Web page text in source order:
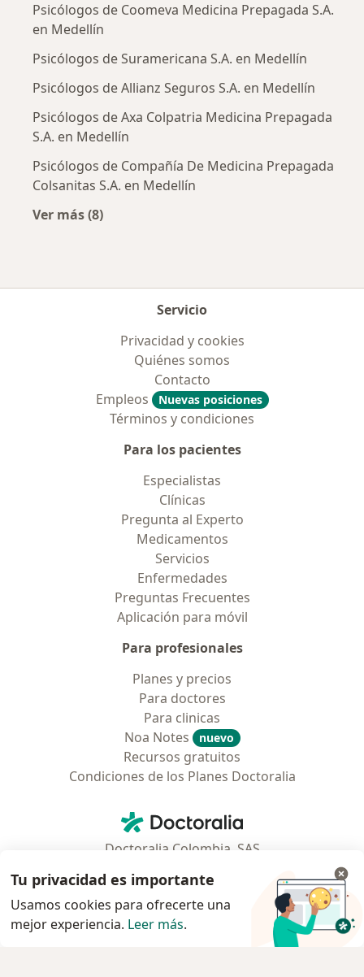
Psicólogos de Coomeva Medicina Prepagada S.A.
en Medellín
Psicólogos de Suramericana S.A. en Medellín
Psicólogos de Allianz Seguros S.A. en Medellín
Psicólogos de Axa Colpatria Medicina Prepagada
S.A. en Medellín
Psicólogos de Compañía De Medicina Prepagada
Colsanitas S.A. en Medellín
Ver más (8)
Servicio
Privacidad y cookies
Quiénes somos
Contacto
Empleos
Nuevas posiciones
Términos y condiciones
Para los pacientes
Especialistas
Clínicas
Pregunta al Experto
Medicamentos
Servicios
Enfermedades
Preguntas Frecuentes
Aplicación para móvil
Para profesionales
Planes y precios
Para doctores
Para clinicas
Noa Notes
nuevo
Recursos gratuitos
Condiciones de los Planes Doctoralia
Doctoralia - Página de inicio
Doctoralia Colombia, SAS
Municipio: Bogotá D.C., Colombia
Tu privacidad es importante
Usamos cookies para ofrecerte una
mejor experiencia. Leer más.